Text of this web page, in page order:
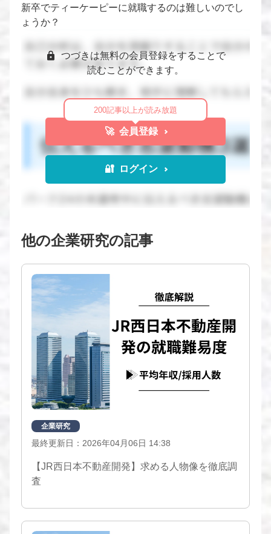
新卒でティーケーピーに就職するのは難しいのでし
ょうか？
つづきは無料の会員登録をすることで
読むことができます。
200記事以上が読み放題
🚀 会員登録
🔐 ログイン
他の企業研究の記事
企業研究
最終更新日：2026年04月06日 14:38
【JR西日本不動産開発】求める人物像を徹底調
査